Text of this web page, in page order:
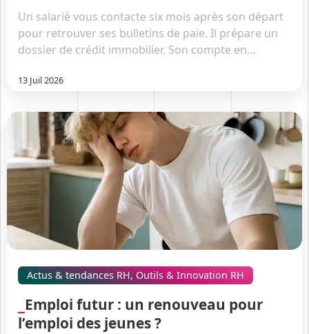
Un salarié vous contacte six mois après son départ
pour retrouver ses bulletins de paie. Il prépare un
dossier de crédit immobilier. Son compte en...
13 Juil 2026
Actus & tendances RH,Outils & Innovation RH
Emploi futur : un renouveau pour
l’emploi des jeunes ?